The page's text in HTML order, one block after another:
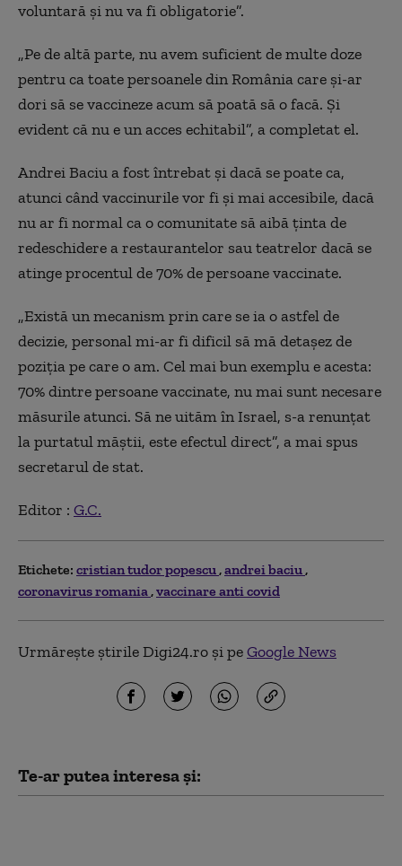
voluntară și nu va fi obligatorie”.
„Pe de altă parte, nu avem suficient de multe doze
pentru ca toate persoanele din România care și-ar
dori să se vaccineze acum să poată să o facă. Și
evident că nu e un acces echitabil”, a completat el.
Andrei Baciu a fost întrebat și dacă se poate ca,
atunci când vaccinurile vor fi și mai accesibile, dacă
nu ar fi normal ca o comunitate să aibă ținta de
redeschidere a restaurantelor sau teatrelor dacă se
atinge procentul de 70% de persoane vaccinate.
„Există un mecanism prin care se ia o astfel de
decizie, personal mi-ar fi dificil să mă detașez de
poziția pe care o am. Cel mai bun exemplu e acesta:
70% dintre persoane vaccinate, nu mai sunt necesare
măsurile atunci. Să ne uităm în Israel, s-a renunțat
la purtatul măștii, este efectul direct”, a mai spus
secretarul de stat.
Editor : G.C.
Etichete: cristian tudor popescu andrei baciu
coronavirus romania vaccinare anti covid
Urmărește știrile Digi24.ro și peGoogle News
Te-ar putea interesa și: